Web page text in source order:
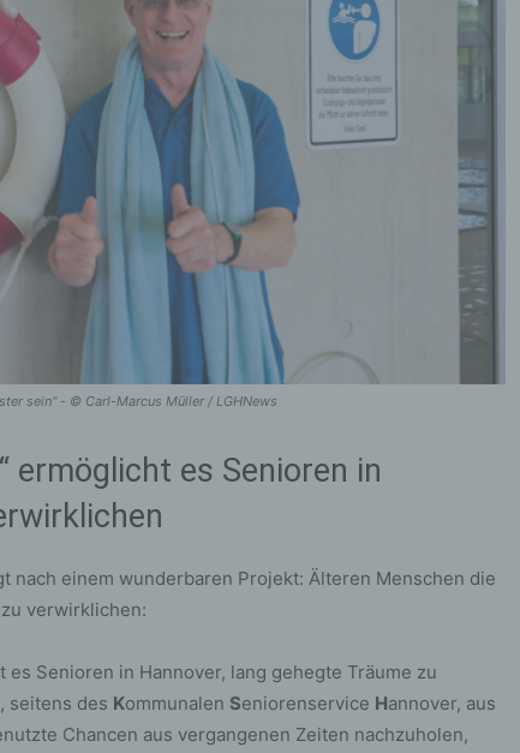
sein" - © Carl-Marcus Müller / LGHNews
ermöglicht es Senioren in
nach einem wunderbaren Projekt: Älteren Menschen die
verwirklichen:
es Senioren in Hannover, lang gehegte Träume zu
seitens des Kommunalen Seniorenservice Hannover, aus
Chancen aus vergangenen Zeiten nachzuholen,